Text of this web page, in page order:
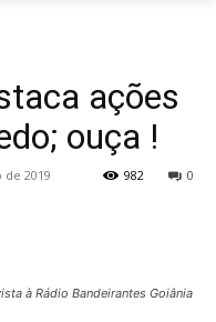
ações
ouça !
de 2019 0
982
à Rádio Bandeirantes Goiânia